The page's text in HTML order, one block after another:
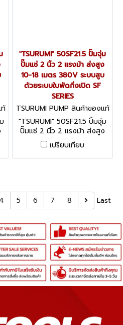
"TSURUMI" 50SF21.5 ปั๊มจุ่ม
ปั๊มแช่ 2 นิ้ว 2 แรงม้า ส่งสูง
10-18 เมตร 380V ระบบสูบ
ด้วยระบบใบพัดกึ่งเปิด SF
SERIES
TSURUMI PUMP สินค้าของแท้
จากโรงงานผู้ผลิต 50SF21.5
"TSURUMI" 50SF21.5 ปั๊มจุ่ม
ปั๊มแช่ 2 นิ้ว 2 แรงม้า ส่งสูง
10-18 เมตร 380V ระบบสูบ
ด้วยระบบใบพัดกึ่งเปิด SF
SERIES
เปรียบเทียบ
4 5 6 7 8 Last